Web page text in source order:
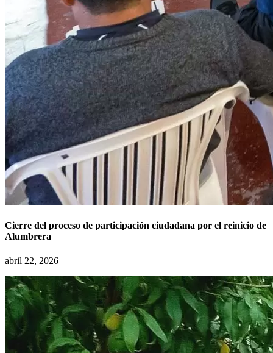
Cierre del proceso de participación ciudadana por el reinicio de
Alumbrera
abril 22, 2026